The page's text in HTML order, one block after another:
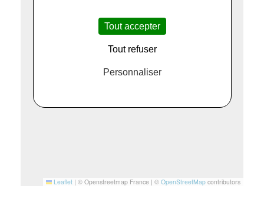
Leaflet | © Openstreetmap France | © OpenStreetMap contributors
Tout accepter
Tout refuser
Personnaliser